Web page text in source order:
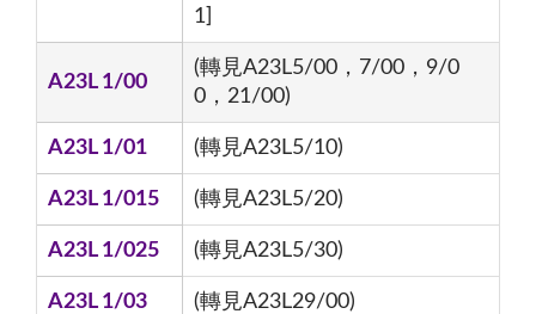
1]
A23L 1/00
(轉見A23L5/00，7/00，9/0
0，21/00)
A23L 1/01 (轉見A23L5/10)
A23L 1/015 (轉見A23L5/20)
A23L 1/025 (轉見A23L5/30)
A23L 1/03 (轉見A23L29/00)